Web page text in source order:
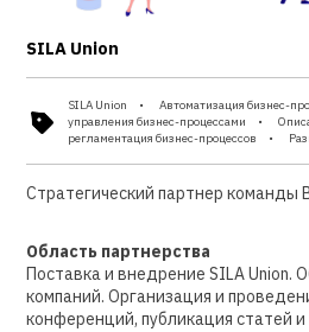
SILA Union
SILA Union Автоматизация бизнес-
управления бизнес-процессами
регламентация бизнес-процессов
Стратегический партнер команды
Область партнерства
Поставка и внедрение SILA Union.
компаний. Организация и
конференций, публикация статей и